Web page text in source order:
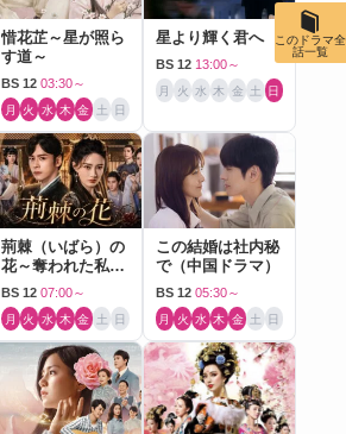
惜花芷～星が照ら
す道～
BS 12 03:30～
月 火 水 木 金 土 日
星より輝く君へ
BS 12 13:00～
月 火 水 木 金 土 日
荊棘（いばら）の
花～奪われた私～
（中国ドラマ）
BS 12 07:00～
月 火 水 木 金 土 日
この結婚は社内秘
で（中国ドラマ）
BS 12 05:30～
月 火 水 木 金 土 日
このドラマ全
話一覧